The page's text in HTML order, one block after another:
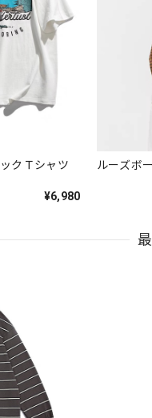
クＴシャツ
¥6,980
ルーズボ